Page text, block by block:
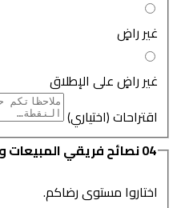
غير راضٍ
غير راضٍ على الإطلاق
اقتراحات (اختياري)
04نصائح فريقي المبيعات
اختاروا مستوى رضاكم.